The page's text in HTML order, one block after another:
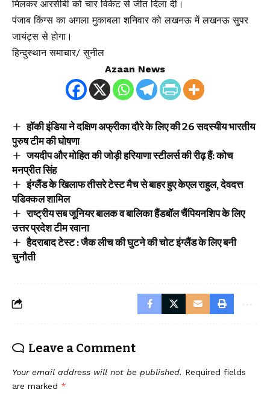
मिलकर आरसीबी को चार विकेट से जीत दिला दी।
पंजाब किंग्स का अगला मुकाबला शनिवार को लखनऊ में लखनऊ सुपर
जायंट्स से होगा।
हिन्दुस्थान समाचार/ सुनील
Azaan News
हॉकी इंडिया ने दक्षिण अफ्रीका दौरे के लिए की 26 सदस्यीय भारतीय
पुरुष टीम की घोषणा
जयदीप और मोहित की जोड़ी हरियाणा स्टीलर्स की रीढ़ हैं: कोच
मनप्रीत सिंह
इंग्लैंड के खिलाफ तीसरे टेस्ट मैच से बाहर हुए केएल राहुल, देवदत्त
पडिक्कल शामिल
राष्ट्रीय सब जूनियर बालक व बालिका हैंडबॉल चैंपियनशिप के लिए
उत्तर प्रदेश टीम रवाना
हैदराबाद टेस्ट : जैक लीच की घुटने की चोट इंग्लैंड के लिए बनी
चुनौती
Leave a Comment
Your email address will not be published. Required fields
are marked *